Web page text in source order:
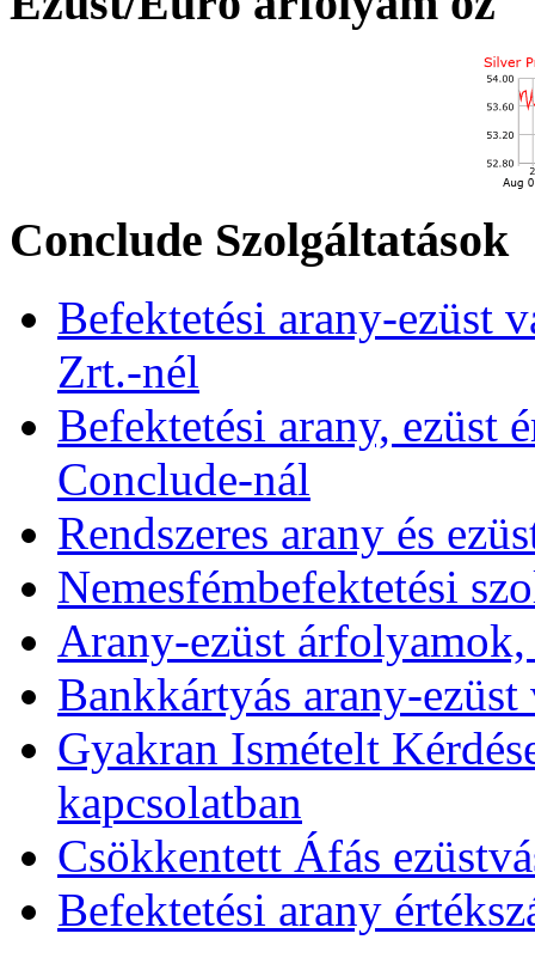
Conclude Szolgáltatások
Befektetési arany-ezüst
Zrt.-nél
Befektetési arany, ezüst
Conclude-nál
Rendszeres arany és
Nemesfémbefektetési
Arany-ezüst
Bankkártyás arany-
Gyakran Ismételt
kapcsolatban
Csökkentett Áfás
Befektetési arany